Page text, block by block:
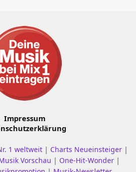
Impressum
1 weltweit | Charts Neueinsteiger |
Vorschau | One-Hit-Wonder |